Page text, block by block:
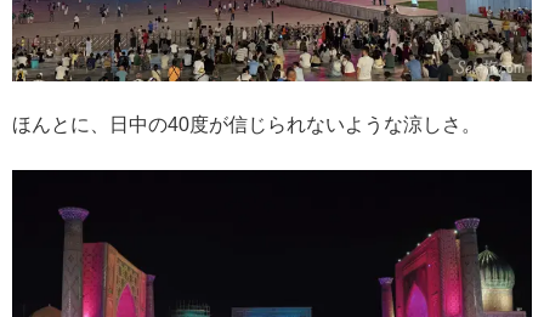
ほんとに、日中の40度が信じられないような涼しさ。